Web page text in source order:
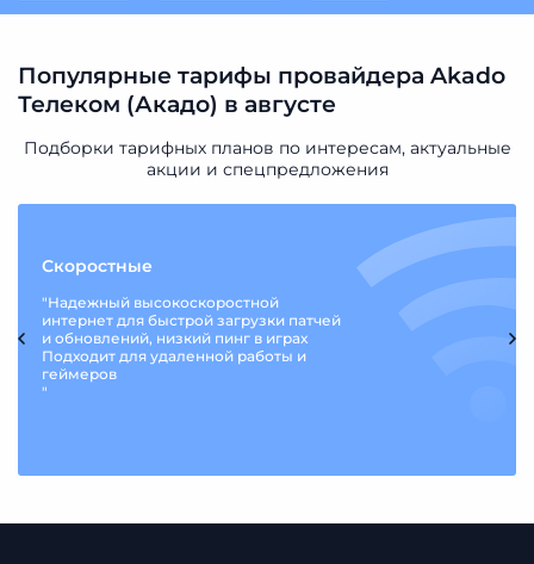
Популярные тарифы провайдера Akado
Телеком (Акадо) в августе
Подборки тарифных планов по интересам, актуальные
акции и спецпредложения
Скоростные
"Надежный высокоскоростной
интернет для быстрой загрузки патчей
и обновлений, низкий пинг в играх
Подходит для удаленной работы и
геймеров
"